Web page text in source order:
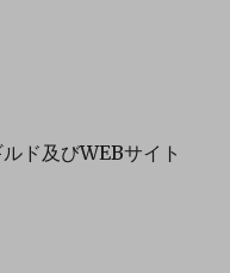
ド及びWEBサイト